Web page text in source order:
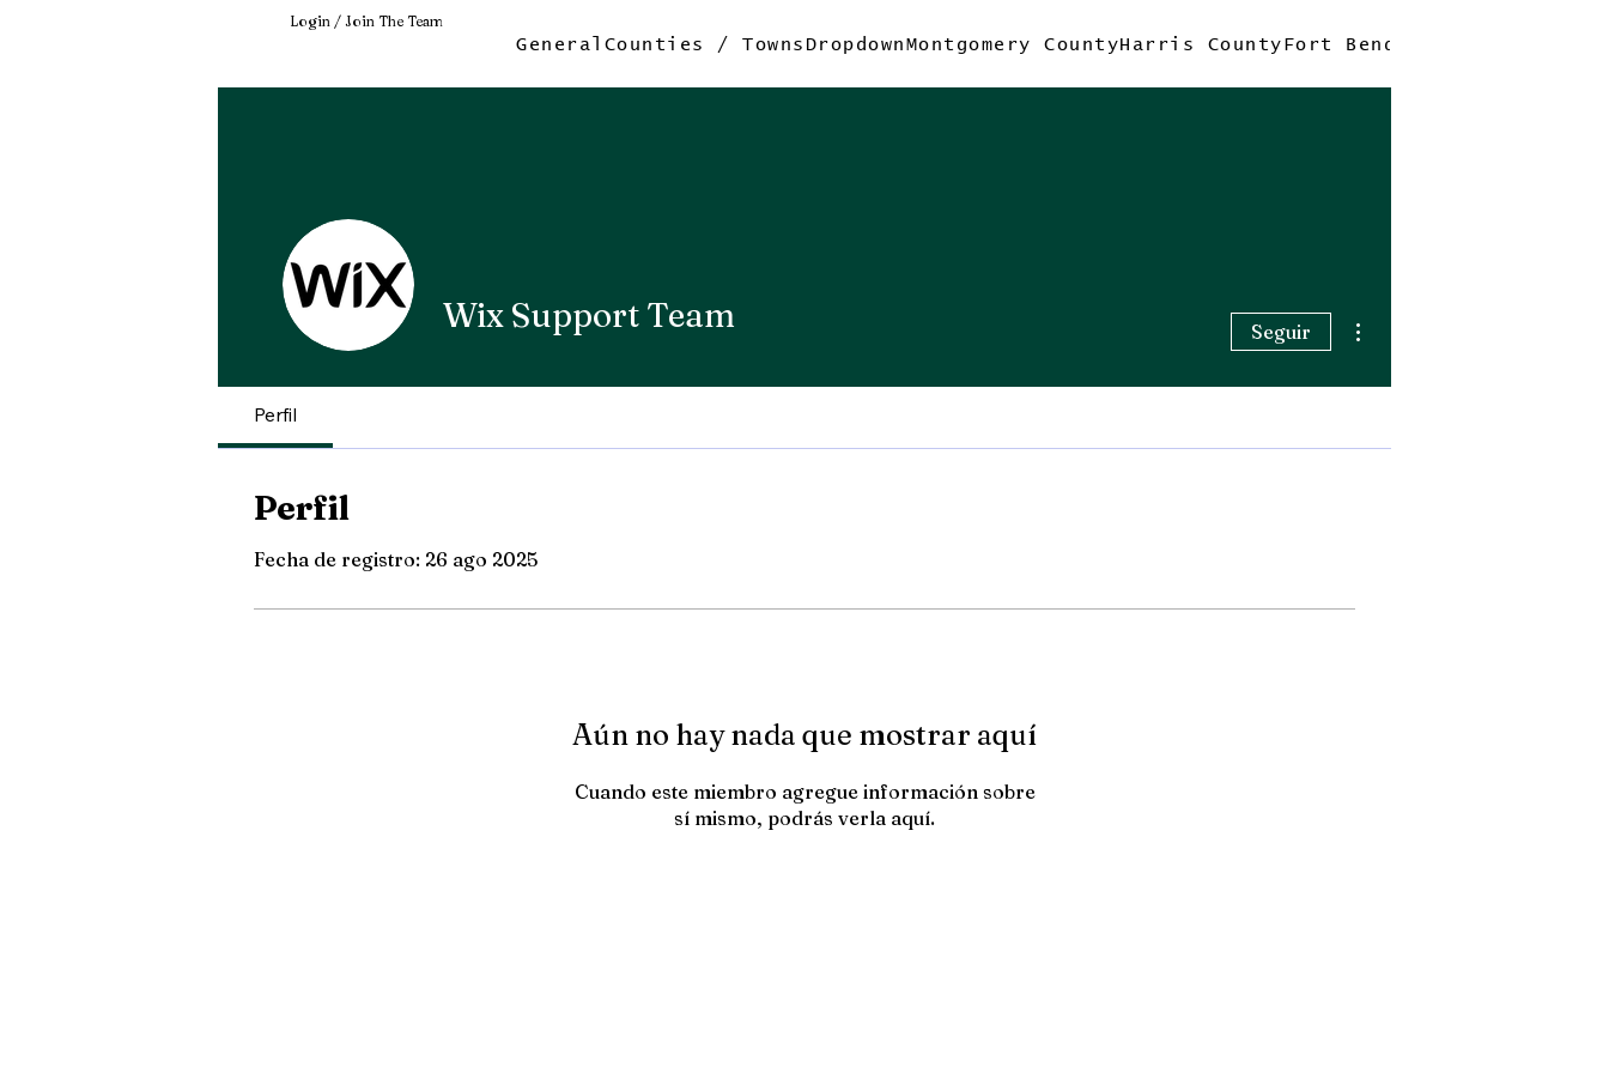
Login / Join The Team
General Counties / Towns Dropdown Montgomery CountyHarris County Fort Bend County
Wix Support Team Seguir
Perfil
Perfil
Fecha de registro: 26 ago 2025
Aún no hay nada que mostrar aquí
Cuando este miembro agregue información sobre
sí mismo, podrás verla aquí.